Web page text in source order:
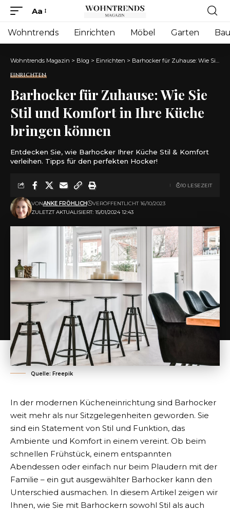
Font
Resizer
Aa
Wohntrends Einrichten Möbel Garten
Wohntrends Magazin > Blog > Einrichten > Barhocker für Zuhause: Wie Sie Stil und Komfort in Ihre Küche bringen können
EINRICHTEN
Barhocker für Zuhause: Wie Sie
Stil und Komfort in Ihre Küche
bringen können
Entdecken Sie, wie Barhocker Ihrer Küche Stil & Komfort
verleihen. Tipps für den perfekten Hocker!
ZULETZT AKTUALISIERT: 15/01/2024 12:43
VONANKE FRÖHLICH VERÖFFENTLICHT 16/10/2023
10 LESEZEIT
Quelle: Freepik
In der modernen Kücheneinrichtung sind Barhocker
weit mehr als nur Sitzgelegenheiten geworden. Sie
sind ein Statement von Stil und Funktion, das
Ambiente und Komfort in einem vereint. Ob beim
schnellen Frühstück, einem entspannten
Abendessen oder einfach nur beim Plaudern mit der
Familie – ein gut ausgewählter Barhocker kann den
Unterschied ausmachen. In diesem Artikel zeigen wir
Ihnen, wie Sie mit Barhockern sowohl Stil als auch